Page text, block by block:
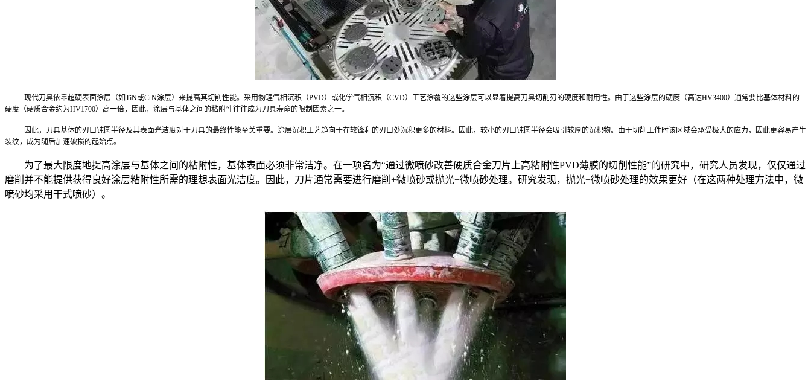
现代刀具依靠超硬表面涂层（如TiN或CrN涂层）来提高其切削性能。采用物理气相沉积（PVD）或化学气相沉积（CVD）工艺涂覆的这些涂层可以显着提高刀具切削刃的硬度和耐用性。由于这些涂层的硬度（高达HV3400）通常要比基体材料的
硬度（硬质合金约为HV1700）高一倍，因此，涂层与基体之间的粘附性往往成为刀具寿命的限制因素之一。
因此，刀具基体的刃口钝圆半径及其表面光洁度对于刀具的最终性能至关重要。涂层沉积工艺趋向于在较锋利的刃口处沉积更多的材料。因此，较小的刃口钝圆半径会吸引较厚的沉积物。由于切削工件时该区域会承受极大的应力，因此更容易产生
裂纹，成为随后加速破损的起始点。
为了最大限度地提高涂层与基体之间的粘附性，基体表面必须非常洁净。在一项名为“通过微喷砂改善硬质合金刀片上高粘附性PVD薄膜的切削性能”的研究中，研究人员发现，仅仅通过
磨削并不能提供获得良好涂层粘附性所需的理想表面光洁度。因此，刀片通常需要进行磨削+微喷砂或抛光+微喷砂处理。研究发现，抛光+微喷砂处理的效果更好（在这两种处理方法中，微
喷砂均采用干式喷砂）。